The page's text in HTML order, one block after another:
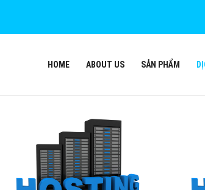
HOME ABOUT US SẢN PHẨM